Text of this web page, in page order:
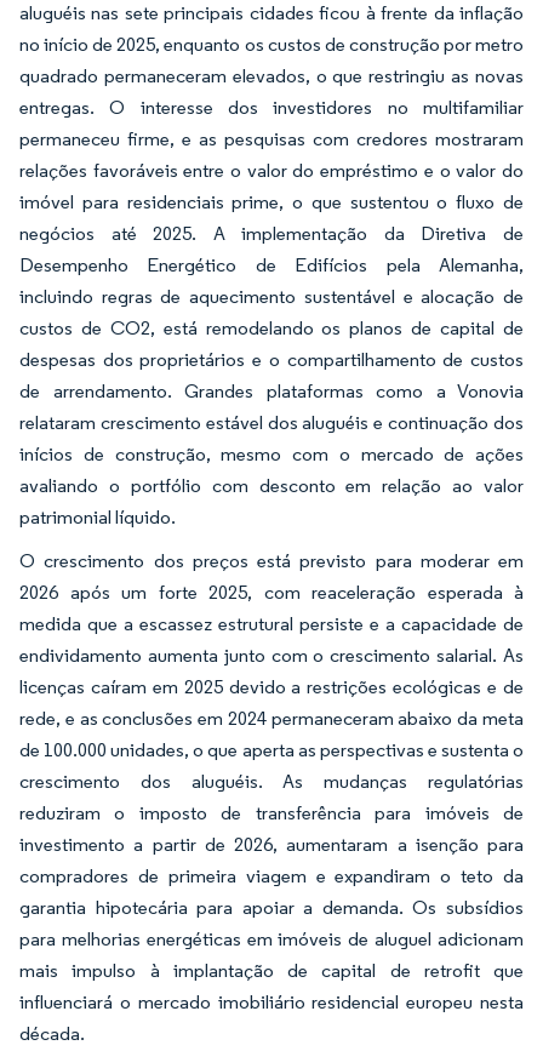
aluguéis nas sete principais cidades ficou à frente da inflação
no início de 2025, enquanto os custos de construção por metro
quadrado permaneceram elevados, o que restringiu as novas
entregas. O interesse dos investidores no multifamiliar
permaneceu firme, e as pesquisas com credores mostraram
relações favoráveis entre o valor do empréstimo e o valor do
imóvel para residenciais prime, o que sustentou o fluxo de
negócios até 2025. A implementação da Diretiva de
Desempenho Energético de Edifícios pela Alemanha,
incluindo regras de aquecimento sustentável e alocação de
custos de CO2, está remodelando os planos de capital de
despesas dos proprietários e o compartilhamento de custos
de arrendamento. Grandes plataformas como a Vonovia
relataram crescimento estável dos aluguéis e continuação dos
inícios de construção, mesmo com o mercado de ações
avaliando o portfólio com desconto em relação ao valor
patrimonial líquido.
O crescimento dos preços está previsto para moderar em
2026 após um forte 2025, com reaceleração esperada à
medida que a escassez estrutural persiste e a capacidade de
endividamento aumenta junto com o crescimento salarial. As
licenças caíram em 2025 devido a restrições ecológicas e de
rede, e as conclusões em 2024 permaneceram abaixo da meta
de 100.000 unidades, o que aperta as perspectivas e sustenta o
crescimento dos aluguéis. As mudanças regulatórias
reduziram o imposto de transferência para imóveis de
investimento a partir de 2026, aumentaram a isenção para
compradores de primeira viagem e expandiram o teto da
garantia hipotecária para apoiar a demanda. Os subsídios
para melhorias energéticas em imóveis de aluguel adicionam
mais impulso à implantação de capital de retrofit que
influenciará o mercado imobiliário residencial europeu nesta
década.